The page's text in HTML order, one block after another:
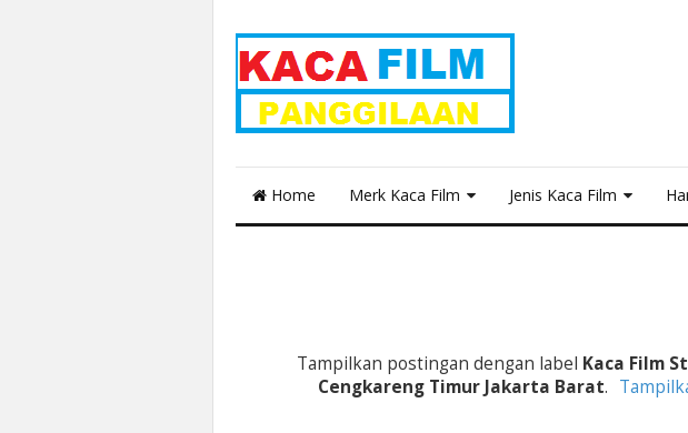
Home Merk Kaca Film Jenis Kaca Film
Tampilkan postingan dengan label Kaca Film
Cengkareng Timur Jakarta Barat.